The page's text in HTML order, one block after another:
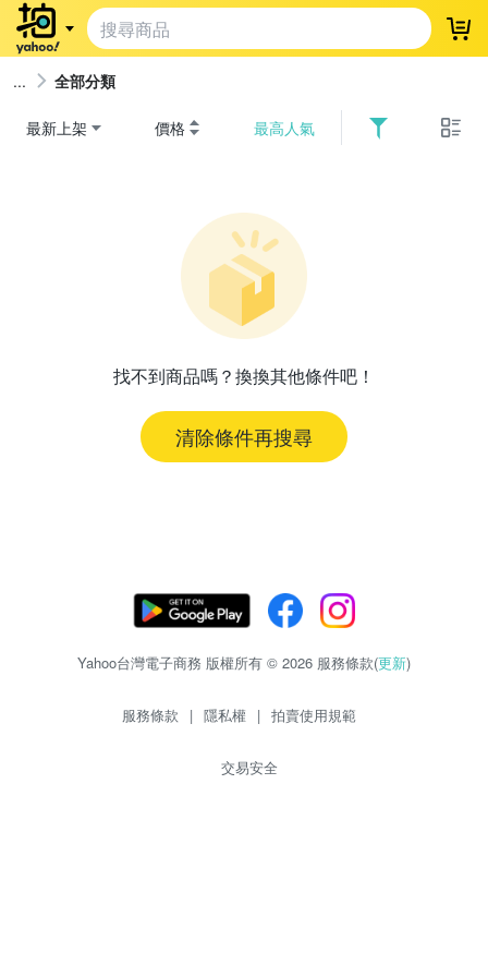
登
全部分類
最新上架 價格 最高人氣
找不到商品嗎？換換其他條件吧！
清除條件再搜尋
Yahoo台灣電子商務 版權所有 © 2026 服務條款(更新)
服務條款 | 隱私權 | 拍賣使用規範
交易安全